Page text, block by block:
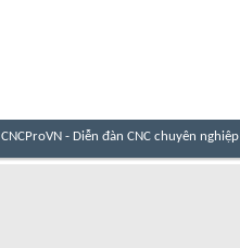
CNCProVN - Diễn đàn CNC chuyên nghiệp